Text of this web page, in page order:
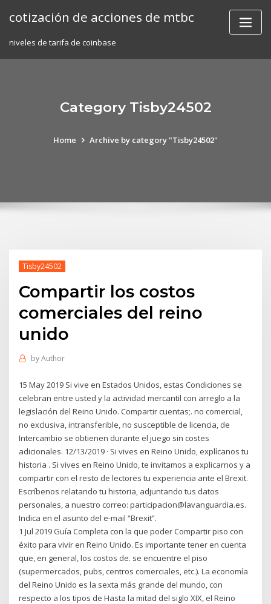
cotización de acciones de mtbc
niveles de tarifa de coinbase
Category Tisby24502
Home Archive by category "Tisby24502"
Tisby24502
Compartir los costos
comerciales del reino
unido
byAuthor
15 May 2019 Si vive en Estados Unidos, estas Condiciones se
celebran entre usted y la actividad mercantil con arreglo a la
legislación del Reino Unido. Compartir cuentas;. no comercial,
no exclusiva, intransferible, no susceptible de licencia, de
Intercambio se obtienen durante el juego sin costes
adicionales. 12/13/2019 · Si vives en Reino Unido, explícanos tu
historia . Si vives en Reino Unido, te invitamos a explicarnos y a
compartir con el resto de lectores tu experiencia ante el Brexit.
Escríbenos relatando tu historia, adjuntando tus datos
personales, a nuestro correo: participacion@lavanguardia.es.
Indica en el asunto del e-mail “Brexit”.
1 Jul 2019 Guía Completa con la que poder Compartir piso con
éxito para vivir en Reino Unido. Es importante tener en cuenta
que, en general, los costos de. se encuentre el piso
(supermercados, pubs, centros comerciales, etc.). La economía
del Reino Unido es la sexta más grande del mundo, con
respecto a los tipos de Hasta la mitad del siglo XIX, el Reino